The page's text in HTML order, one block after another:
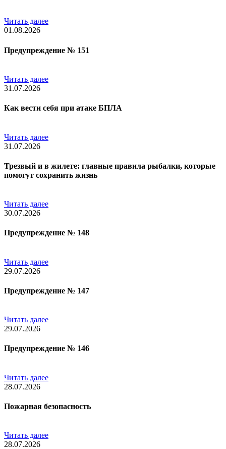
Читать далее
01.08.2026
Предупреждение № 151
Читать далее
31.07.2026
Как вести себя при атаке БПЛА
Читать далее
31.07.2026
Трезвый и в жилете: главные правила рыбалки, которые
помогут сохранить жизнь
Читать далее
30.07.2026
Предупреждение № 148
Читать далее
29.07.2026
Предупреждение № 147
Читать далее
29.07.2026
Предупреждение № 146
Читать далее
28.07.2026
Пожарная безопасность
Читать далее
28.07.2026